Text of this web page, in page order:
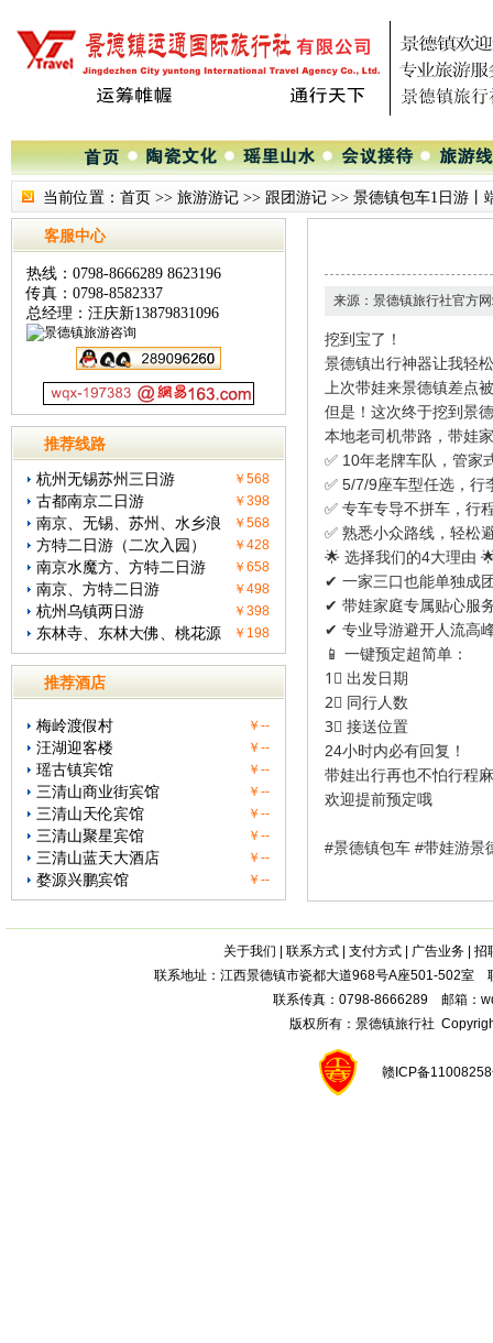
当前位置： 首页 >> 旅游游记 >> 跟团游记 >> 景德镇包车1日游丨
客服中心
热线：0798-8666289 8623196
传真：0798-8582337
总经理：汪庆新13879831096
推荐线路
杭州无锡苏州三日游 ￥568
古都南京二日游 ￥398
南京、无锡、苏州、水乡浪 ￥568
方特二日游（二次入园） ￥428
南京水魔方、方特二日游 ￥658
南京、方特二日游 ￥498
杭州乌镇两日游 ￥398
东林寺、东林大佛、桃花源 ￥198
推荐酒店
梅岭渡假村 ￥--
汪湖迎客楼 ￥--
瑶古镇宾馆 ￥--
三清山商业街宾馆 ￥--
三清山天伦宾馆 ￥--
三清山聚星宾馆 ￥--
三清山蓝天大酒店 ￥--
婺源兴鹏宾馆 ￥--
来源：景德镇旅行社官方
挖到宝了！
景德镇出行神器让我轻
上次带娃来景德镇差点
但是！这次终于挖到景
本地老司机带路，带娃
✅ 10年老牌车队，管家
✅ 5/7/9座车型任选，行
✅ 专车专导不拼车，行
✅ 熟悉小众路线，轻松
🌟 选择我们的4大理由
✔ 一家三口也能单独成
✔ 带娃家庭专属贴心服
✔ 专业导游避开人流高
📱 一键预定超简单：
1⃣ 出发日期
2⃣ 同行人数
3⃣ 接送位置
24小时内必有回复！
带娃出行再也不怕行程
欢迎提前预定哦
#景德镇包车 #带娃游景
关于我们 联系方式 支付方式 广告业务
招
联系地址：江西景德镇市瓷都大道968号A座501-502
联系传真：0798-8666289 邮箱：
版权所有： 景德镇旅行社
赣ICP备